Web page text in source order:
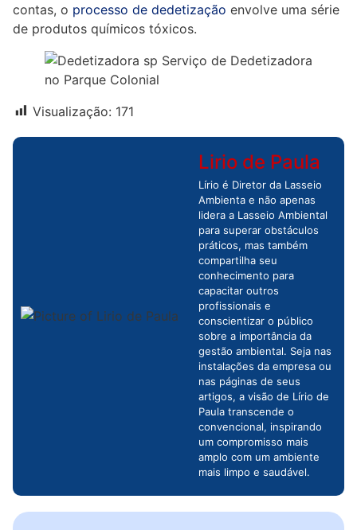
contas, o processo de dedetização envolve uma série
de produtos químicos tóxicos.
Visualização: 171
Lirio de Paula
Lírio é Diretor da Lasseio
Ambienta e não apenas
lidera a Lasseio Ambiental
para superar obstáculos
práticos, mas também
compartilha seu
conhecimento para
capacitar outros
profissionais e
conscientizar o público
sobre a importância da
gestão ambiental. Seja nas
instalações da empresa ou
nas páginas de seus
artigos, a visão de Lírio de
Paula transcende o
convencional, inspirando
um compromisso mais
amplo com um ambiente
mais limpo e saudável.